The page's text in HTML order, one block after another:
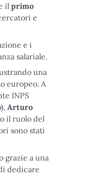
il primo
e
e i
salariale.
una
europeo. A
INPS
Arturo
il ruolo del
sono stati
grazie a una
dedicare